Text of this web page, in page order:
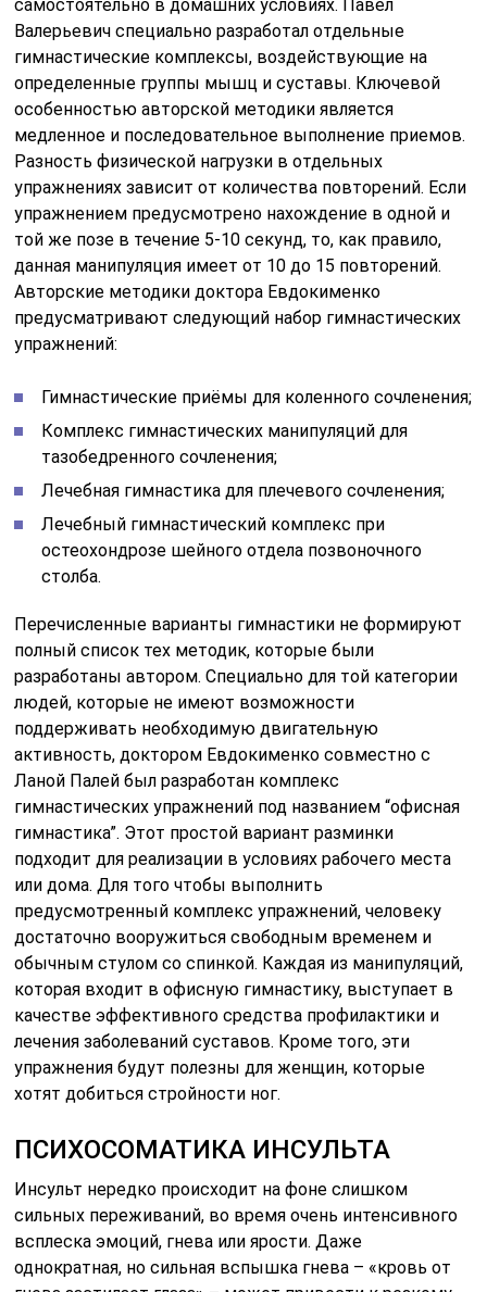
самостоятельно в домашних условиях. Павел
Валерьевич специально разработал отдельные
гимнастические комплексы, воздействующие на
определенные группы мышц и суставы. Ключевой
особенностью авторской методики является
медленное и последовательное выполнение приемов.
Разность физической нагрузки в отдельных
упражнениях зависит от количества повторений. Если
упражнением предусмотрено нахождение в одной и
той же позе в течение 5-10 секунд, то, как правило,
данная манипуляция имеет от 10 до 15 повторений.
Авторские методики доктора Евдокименко
предусматривают следующий набор гимнастических
упражнений:
Гимнастические приёмы для коленного сочленения;
Комплекс гимнастических манипуляций для
тазобедренного сочленения;
Лечебная гимнастика для плечевого сочленения;
Лечебный гимнастический комплекс при
остеохондрозе шейного отдела позвоночного
столба.
Перечисленные варианты гимнастики не формируют
полный список тех методик, которые были
разработаны автором. Специально для той категории
людей, которые не имеют возможности
поддерживать необходимую двигательную
активность, доктором Евдокименко совместно с
Ланой Палей был разработан комплекс
гимнастических упражнений под названием “офисная
гимнастика”. Этот простой вариант разминки
подходит для реализации в условиях рабочего места
или дома. Для того чтобы выполнить
предусмотренный комплекс упражнений, человеку
достаточно вооружиться свободным временем и
обычным стулом со спинкой. Каждая из манипуляций,
которая входит в офисную гимнастику, выступает в
качестве эффективного средства профилактики и
лечения заболеваний суставов. Кроме того, эти
упражнения будут полезны для женщин, которые
хотят добиться стройности ног.
ПСИХОСОМАТИКА ИНСУЛЬТА
Инсульт нередко происходит на фоне слишком
сильных переживаний, во время очень интенсивного
всплеска эмоций, гнева или ярости. Даже
однократная, но сильная вспышка гнева – «кровь от